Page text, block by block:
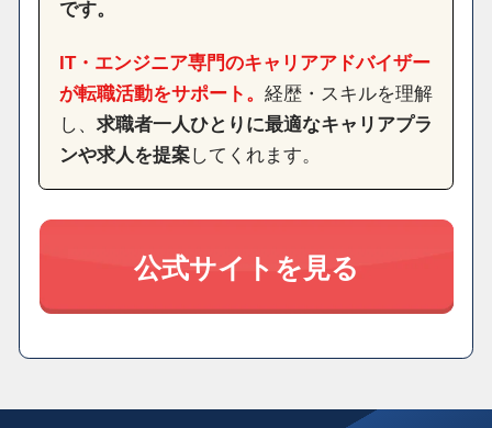
です。
IT・エンジニア専門のキャリアアドバイザー
が転職活動をサポート。 経歴・スキルを理解
し、 求職者一人ひとりに最適なキャリアプラ
ンや求人を提案してくれます。
公式サイトを見る